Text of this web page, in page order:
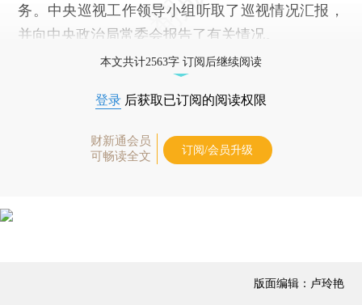
务。中央巡视工作领导小组听取了巡视情况汇报，
并向中央政治局常委会报告了有关情况。
本文共计2563字 订阅后继续阅读
登录 后获取已订阅的阅读权限
财新通会员
可畅读全文
订阅/会员升级
版面编辑：卢玲艳